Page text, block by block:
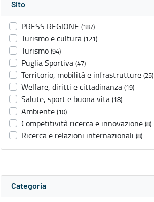
Sito
PRESS REGIONE (187)
Turismo e cultura (121)
Turismo (94)
Puglia Sportiva (47)
Territorio, mobilità e infrastrutture (25)
Welfare, diritti e cittadinanza (19)
Salute, sport e buona vita (18)
Ambiente (10)
Competitività ricerca e innovazione (8)
Ricerca e relazioni internazionali (8)
Categoria